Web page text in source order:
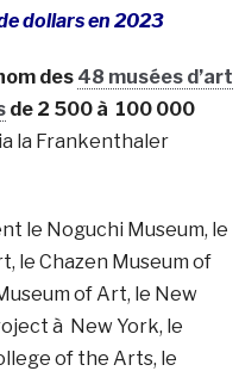
dollars en 2023
des 48 musées d’art
de 2 500 à 100 000
la Frankenthaler
le Noguchi Museum, le
le Chazen Museum of
of Art, le New
à New York, le
of the Arts, le